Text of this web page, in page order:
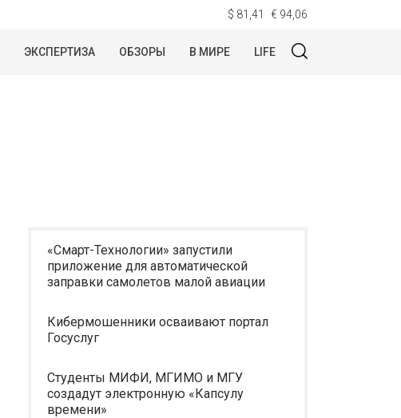
$ 81,41 € 94,06
ЭКСПЕРТИЗА ОБЗОРЫ В МИРЕ LIFE
«Смарт-Технологии» запустили
приложение для автоматической
заправки самолетов малой авиации
Кибермошенники осваивают портал
Госуслуг
Студенты МИФИ, МГИМО и МГУ
создадут электронную «Капсулу
времени»